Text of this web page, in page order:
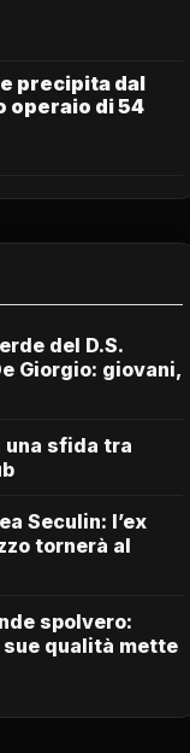
precipita dal
operaio di 54
del D.S.
Giorgio: giovani,
una sfida tra
Seculin: l’ex
tornerà al
spolvero:
sue qualità mette